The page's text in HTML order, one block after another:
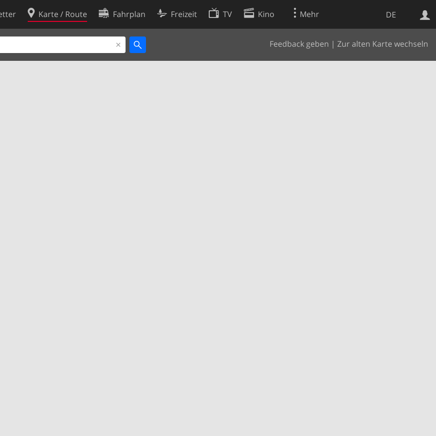
DE
Karte / Route Fahrplan Freizeit TV Kino Mehr
Feedback geben | Zur alten Karte wechseln
Websuche
Cookie-Richtlinie
Cookie-Einstellungen